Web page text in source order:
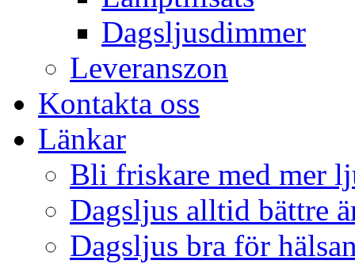
Dagsljusdimmer
Leveranszon
Kontakta oss
Länkar
Bli friskare med mer
Dagsljus alltid bättre
Dagsljus bra för